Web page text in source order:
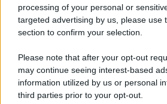
processing of your personal or
targeted advertising by us, please use
section to confirm your selection.
Please note that after your opt-out
may continue seeing interest-based
information utilized by us or personal
third parties prior to your opt-out.
Come vedremo nelle
di sabato 8 agosto 2026,
alcune indagini segrete su
frattura con Tono. Nel
continueranno a sognare un